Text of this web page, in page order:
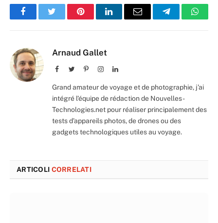
FacebookTwitter PinterestLinkedInEmail Telegram
Arnaud Gallet
Facebook
TwitterPinterestInstagramLinkedIn
Grand amateur de voyage et de photographie, j'ai
intégré l'équipe de rédaction de Nouvelles-
Technologies.net pour réaliser principalement des
tests d'appareils photos, de drones ou des
gadgets technologiques utiles au voyage.
ARTICOLI CORRELATI